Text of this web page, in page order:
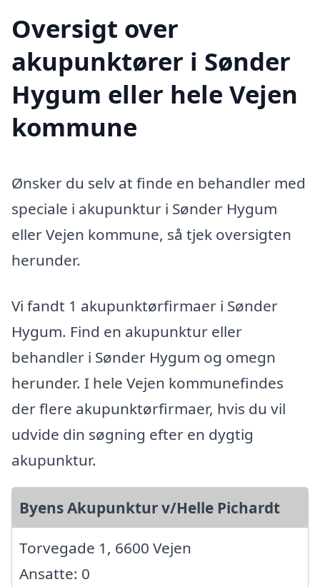
Oversigt over
akupunktører i Sønder
Hygum eller hele Vejen
kommune
Ønsker du selv at finde en behandler med
speciale i akupunktur i Sønder Hygum
eller Vejen kommune, så tjek oversigten
herunder.
Vi fandt 1 akupunktørfirmaer i Sønder
Hygum. Find en akupunktur eller
behandler i Sønder Hygum og omegn
herunder. I hele Vejen kommunefindes
der flere akupunktørfirmaer, hvis du vil
udvide din søgning efter en dygtig
akupunktur.
Byens Akupunktur v/Helle Pichardt
Torvegade 1, 6600 Vejen
Ansatte: 0